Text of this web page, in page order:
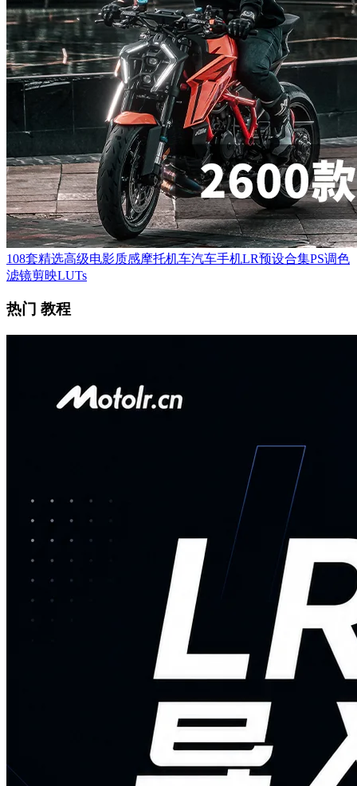
108套精选高级电影质感摩托机车汽车手机LR预设合集PS调色
滤镜剪映LUTs
热门 教程